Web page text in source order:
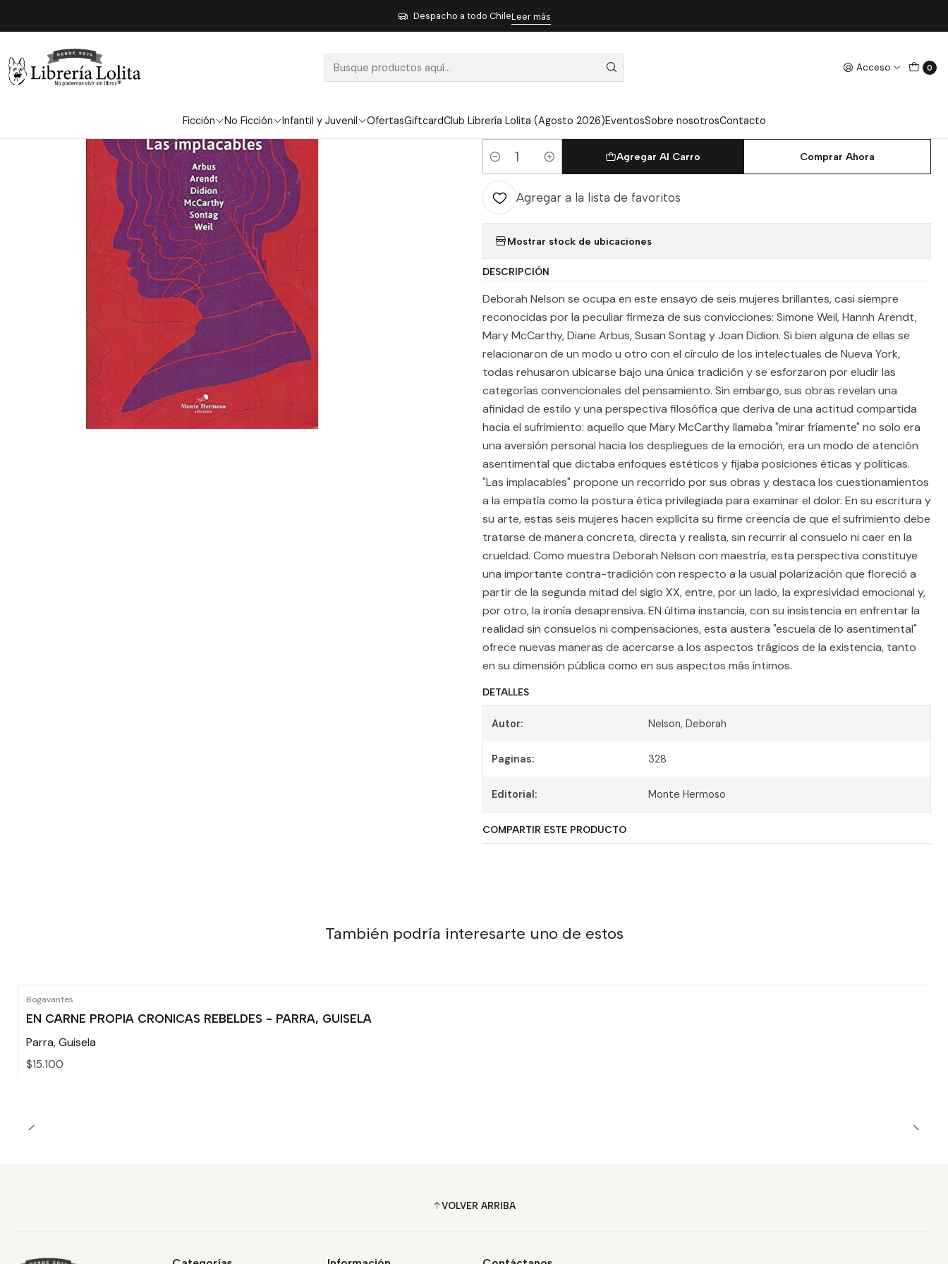
Acceso 0
Ficción No Ficción Infantil y Juvenil OfertasGiftcardClub Librería Lolita (Agosto 2026)EventosSobre nosotrosContacto
Despacho a todo ChileLeer más
Las Implacables Arbus Arendt Didion Mccarthy Sontag Weil - Nelson, Deborah
LAS IMPLACABLES ARBUS ARENDT
NELSON, DEBORAH
Cantidad
Agregar Al Carro Comprar Ahora
Agregar a la lista de favoritos
Mostrar stock de ubicaciones
DESCRIPCIÓN
Deborah Nelson se ocupa en este ensayo de seis mujeres brillantes, casi siempre
reconocidas por la peculiar firmeza de sus convicciones: Simone Weil, Hannh Arendt,
Mary McCarthy, Diane Arbus, Susan Sontag y Joan Didion. Si bien alguna de ellas se
relacionaron de un modo u otro con el círculo de los intelectuales de Nueva York,
todas rehusaron ubicarse bajo una única tradición y se esforzaron por eludir las
categorías convencionales del pensamiento. Sin embargo, sus obras revelan una
afinidad de estilo y una perspectiva filosófica que deriva de una actitud compartida
hacia el sufrimiento: aquello que Mary McCarthy llamaba "mirar fríamente" no solo era
una aversión personal hacia los despliegues de la emoción, era un modo de atención
asentimental que dictaba enfoques estéticos y fijaba posiciones éticas y políticas.
"Las implacables" propone un recorrido por sus obras y destaca los cuestionamientos
a la empatía como la postura ética privilegiada para examinar el dolor. En su escritura y
su arte, estas seis mujeres hacen explícita su firme creencia de que el sufrimiento debe
tratarse de manera concreta, directa y realista, sin recurrir al consuelo ni caer en la
crueldad. Como muestra Deborah Nelson con maestría, esta perspectiva constituye
una importante contra-tradición con respecto a la usual polarización que floreció a
partir de la segunda mitad del siglo XX, entre, por un lado, la expresividad emocional y,
por otro, la ironía desaprensiva. EN última instancia, con su insistencia en enfrentar la
realidad sin consuelos ni compensaciones, esta austera "escuela de lo asentimental"
ofrece nuevas maneras de acercarse a los aspectos trágicos de la existencia, tanto
en su dimensión pública como en sus aspectos más íntimos.
DETALLES
Autor: Nelson, Deborah
Paginas: 328
Editorial: Monte Hermoso
COMPARTIR ESTE PRODUCTO
También podría interesarte uno de estos
Bogavantes
EN CARNE PROPIA CRONICAS REBELDES - PARRA, GUISELA
Parra, Guisela
$15.100
VOLVER ARRIBA